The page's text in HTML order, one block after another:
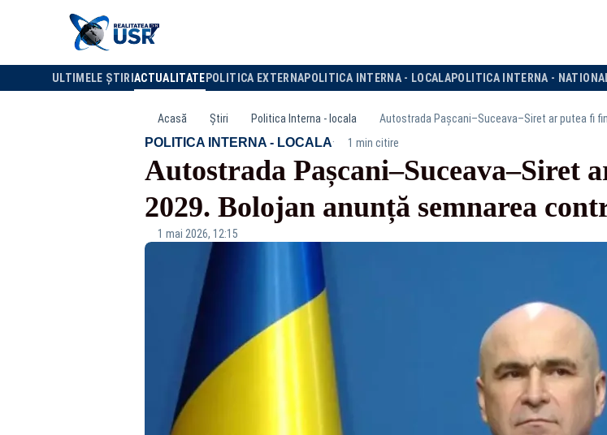
ULTIMELE ȘTIRI ACTUALITATE POLITICA EXTERNAPOLITICA INTERNA - LOCALAPOLITICA INTERNA -
Acasă Știri Politica Interna - locala
POLITICA INTERNA - LOCALA· 1 min citire
Autostrada Pașcani–Suceava–Siret
2029. Bolojan anunță semnarea
1 mai 2026, 12:15